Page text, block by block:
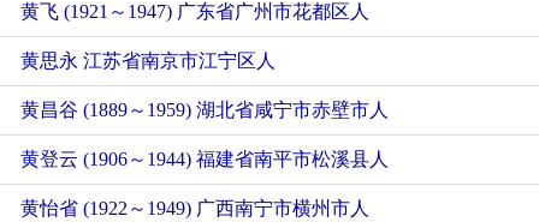
黄飞 (1921～1947) 广东省广州市花都区人
黄思永 江苏省南京市江宁区人
黄昌谷 (1889～1959) 湖北省咸宁市赤壁市人
黄登云 (1906～1944) 福建省南平市松溪县人
黄怡省 (1922～1949) 广西南宁市横州市人